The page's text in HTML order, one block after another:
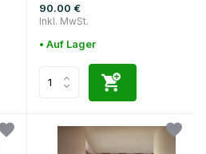
90.00 €
Inkl. MwSt.
• Auf Lager